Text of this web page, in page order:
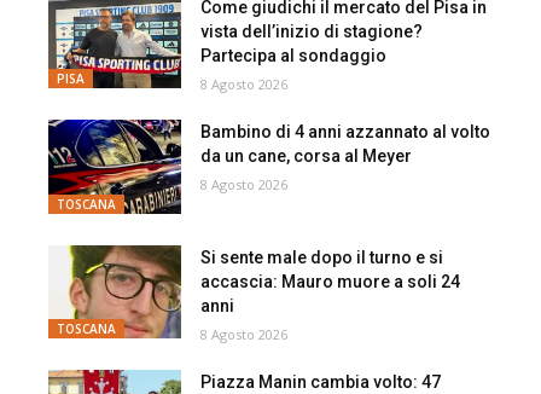
PISA
Come giudichi il mercato del Pisa in
vista dell’inizio di stagione?
Partecipa al sondaggio
8 Agosto 2026
TOSCANA
Bambino di 4 anni azzannato al volto
da un cane, corsa al Meyer
8 Agosto 2026
TOSCANA
Si sente male dopo il turno e si
accascia: Mauro muore a soli 24
anni
8 Agosto 2026
Piazza Manin cambia volto: 47